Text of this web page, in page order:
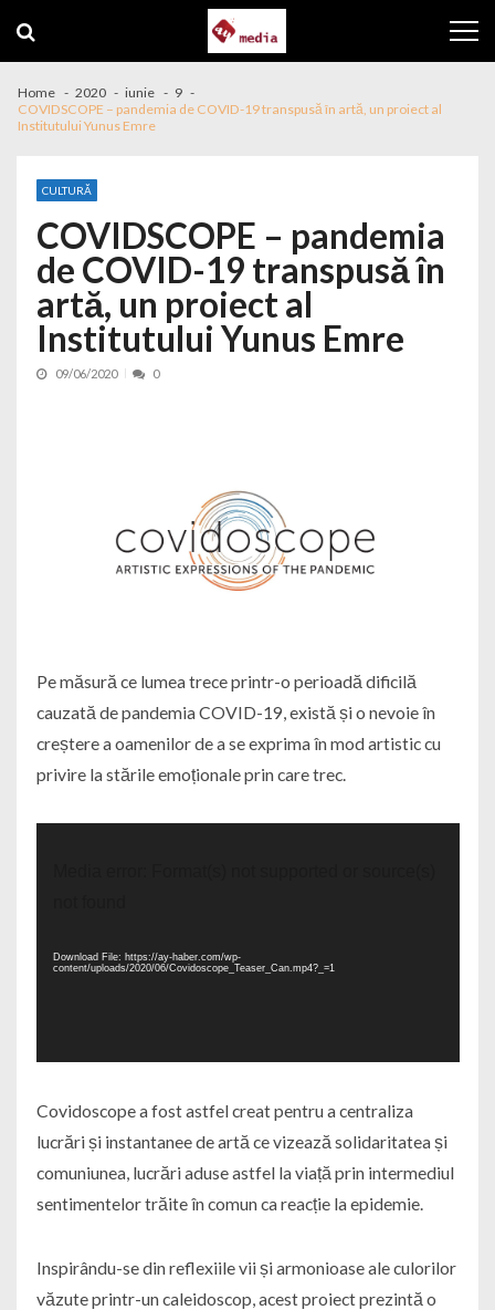
Home 2020 iunie
9
COVIDSCOPE – pandemia de COVID-19 transpusă în artă, un proiect al
Institutului Yunus Emre
CULTURĂ
COVIDSCOPE – pandemia
de COVID-19 transpusă în
artă, un proiect al
Institutului Yunus Emre
09/06/2020 0
Pe măsură ce lumea trece printr-o perioadă dificilă
cauzată de pandemia COVID-19, există și o nevoie în
creștere a oamenilor de a se exprima în mod artistic cu
privire la stările emoționale prin care trec.
Download File: https://ay-haber.com/wp-
content/uploads/2020/06/Covidoscope_Teaser_Can.mp4?_=1
Covidoscope a fost astfel creat pentru a centraliza
lucrări și instantanee de artă ce vizează solidaritatea și
comuniunea, lucrări aduse astfel la viață prin intermediul
sentimentelor trăite în comun ca reacție la epidemie.
Inspirându-se din reflexiile vii și armonioase ale culorilor
văzute printr-un caleidoscop, acest proiect prezintă o